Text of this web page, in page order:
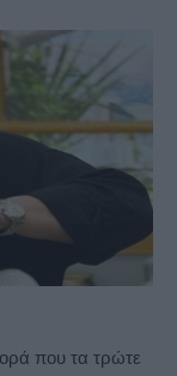
που τα τρώτε